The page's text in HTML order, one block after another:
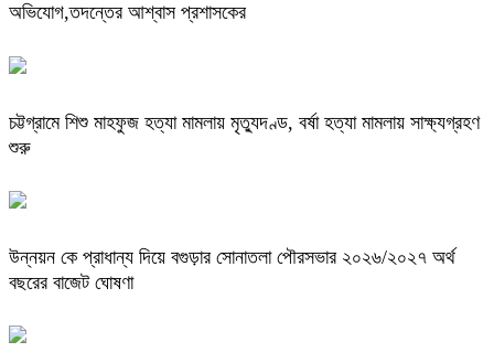
অভিযোগ,তদন্তের আশ্বাস প্রশাসকের
চট্টগ্রামে শিশু মাহফুজ হত্যা মামলায় মৃত্যুদণ্ড, বর্ষা হত্যা মামলায় সাক্ষ্যগ্রহণ
শুরু
উন্নয়ন কে প্রাধান্য দিয়ে বগুড়ার সোনাতলা পৌরসভার ২০২৬/২০২৭ অর্থ
বছরের বাজেট ঘোষণা